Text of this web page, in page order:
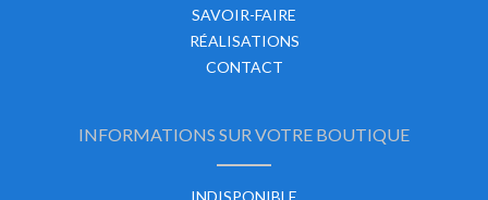
SAVOIR-FAIRE
RÉALISATIONS
CONTACT
INFORMATIONS SUR VOTRE BOUTIQUE
INDISPONIBLE